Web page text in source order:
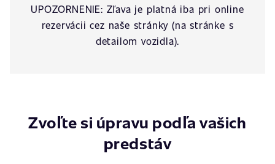
UPOZORNENIE: Zľava je platná iba pri online
rezervácii cez naše stránky (na stránke s
detailom vozidla).
Zvoľte si úpravu podľa vašich
predstáv